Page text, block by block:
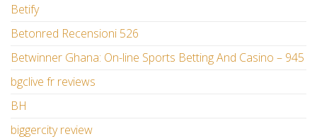
Betify
Betonred Recensioni 526
Betwinner Ghana: On-line Sports Betting And Casino – 945
bgclive fr reviews
BH
biggercity review